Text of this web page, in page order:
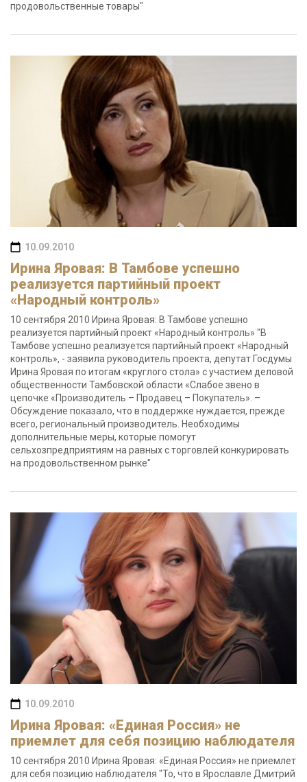
продовольственные товары"
10.09.2010
Ирина Яровая: В Тамбове успешно
реализуется партийный проект
«Народный контроль»
10 сентября 2010 Ирина Яровая: В Тамбове успешно
реализуется партийный проект «Народный контроль» "В
Тамбове успешно реализуется партийный проект «Народный
контроль», - заявила руководитель проекта, депутат Госдумы
Ирина Яровая по итогам «круглого стола» с участием деловой
общественности Тамбовской области «Слабое звено в
цепочке «Производитель – Продавец – Покупатель». –
Обсуждение показало, что в поддержке нуждается, прежде
всего, региональный производитель. Необходимы
дополнительные меры, которые помогут
сельхозпредприятиям на равных с торговлей конкурировать
на продовольственном рынке"
10.09.2010
Ирина Яровая: «Единая Россия» не
приемлет для себя позицию наблюдателя
10 сентября 2010 Ирина Яровая: «Единая Россия» не приемлет
для себя позицию наблюдателя "То, что в Ярославле Дмитрий